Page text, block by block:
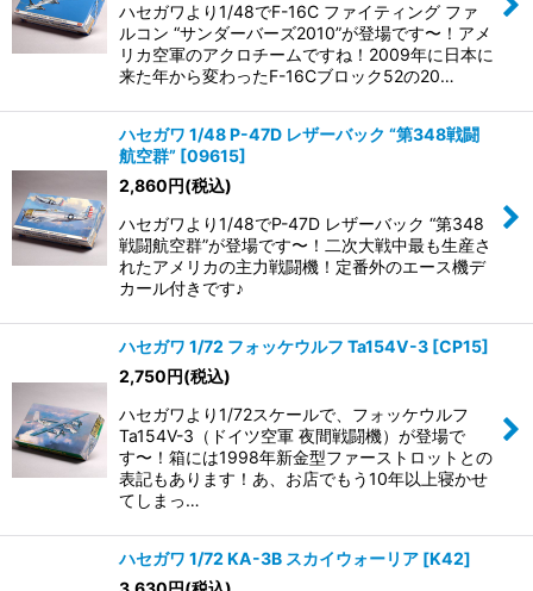
ハセガワより1/48でF-16C ファイティング ファ
ルコン “サンダーバーズ2010”が登場です〜！アメ
リカ空軍のアクロチームですね！2009年に日本に
来た年から変わったF-16Cブロック52の20…
ハセガワ 1/48 P-47D レザーバック “第348戦闘
航空群” [09615]
2,860円(税込)
ハセガワより1/48でP-47D レザーバック “第348
戦闘航空群”が登場です〜！二次大戦中最も生産さ
れたアメリカの主力戦闘機！定番外のエース機デ
カール付きです♪
ハセガワ 1/72 フォッケウルフ Ta154V-3 [CP15]
2,750円(税込)
ハセガワより1/72スケールで、フォッケウルフ
Ta154V-3（ドイツ空軍 夜間戦闘機）が登場で
す〜！箱には1998年新金型ファーストロットとの
表記もあります！あ、お店でもう10年以上寝かせ
てしまっ…
ハセガワ 1/72 KA-3B スカイウォーリア [K42]